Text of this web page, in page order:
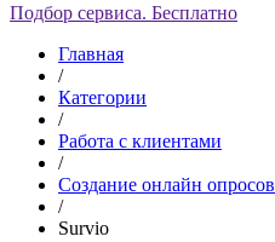
Подбор сервиса. Бесплатно
Главная
/
Категории
/
Работа с клиентами
/
Создание онлайн опросов
/
Survio